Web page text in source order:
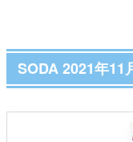
SODA 2021年11